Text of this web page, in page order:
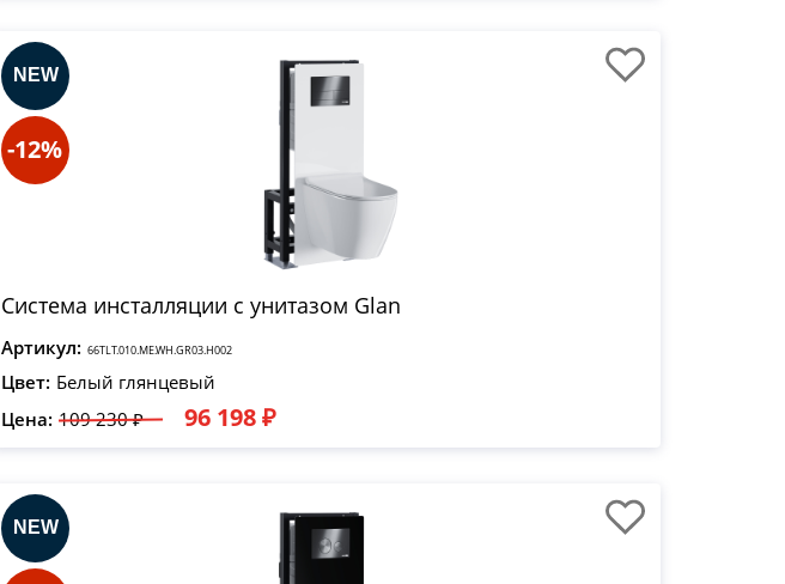
-12%
Система инсталляции с унитазом Glan
Артикул: 66TLT.010.ME.WH.GR03.H002
Цвет: Белый глянцевый
Цена: 109 230 ₽ 96 198 ₽